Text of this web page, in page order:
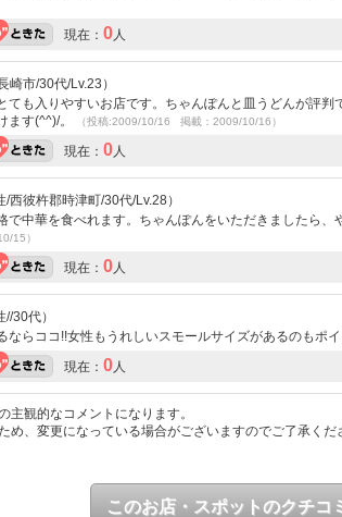
現在： 0人
崎市/30代/Lv.23）
ても入りやすいお店です。ちゃんぽんと皿うどんが評
ます(^^)/。
（投稿:2009/10/16 掲載：2009/10/16）
現在： 0人
西彼杵郡時津町/30代/Lv.28）
で中華を食べれます。ちゃんぽんをいただきましたら、
15）
現在： 0人
30代）
ならココ!!女性もうれしいスモールサイズがあるのもポ
現在： 0人
観的なコメントになります。
め、変更になっている場合がございますのでご了承くだ
このお店・スポットのクチコ